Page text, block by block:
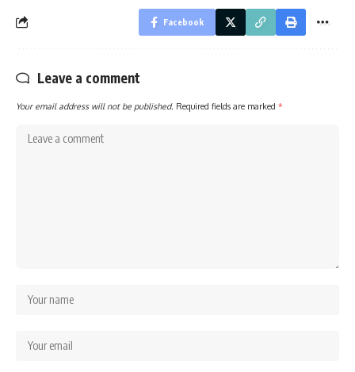
Facebook
Leave a comment
Your email address will not be published. Required fields are marked *